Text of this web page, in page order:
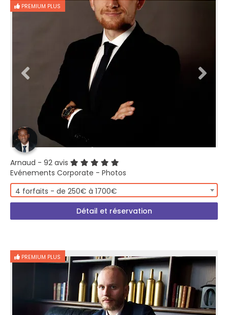
PREMIUM PLUS
Arnaud - 92 avis
Evénements Corporate - Photos
4 forfaits - de 250€ à 1700€
Détail et réservation
PREMIUM PLUS